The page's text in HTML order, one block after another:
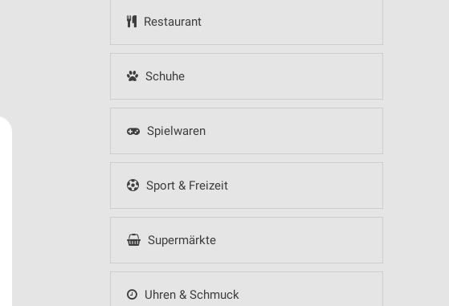
Restaurant
Schuhe
Spielwaren
Sport & Freizeit
Supermärkte
Uhren & Schmuck